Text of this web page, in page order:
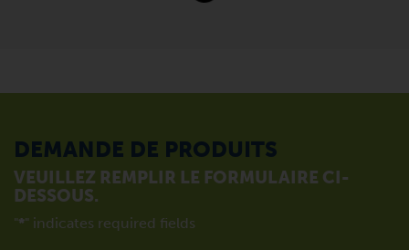
DEMANDE DE PRODUITS
VEUILLEZ REMPLIR LE FORMULAIRE CI-
DESSOUS.
"*" indicates required fields